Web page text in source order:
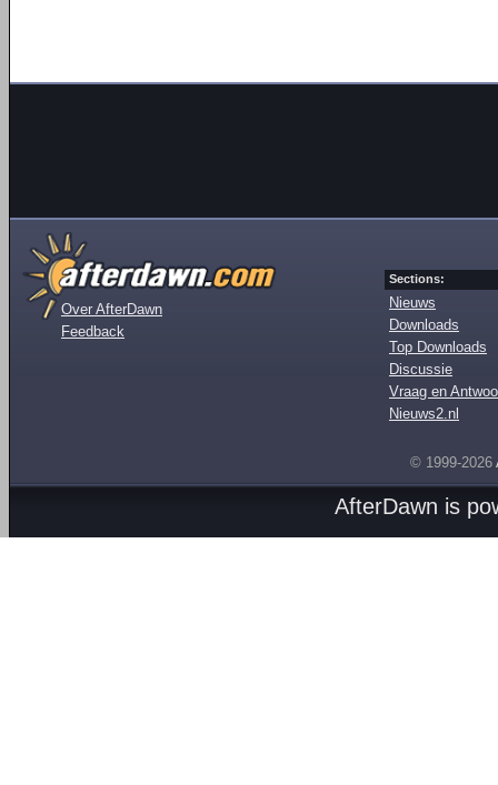
Over AfterDawn
Feedback
Sections:
Nieuws
Downloads
Top Downloads
Discussie
Vraag en
Nieuws2.nl
© 1999-2026
AfterDawn is